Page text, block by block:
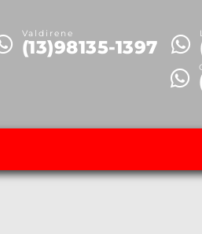
Valdirene
(13)98135-1397